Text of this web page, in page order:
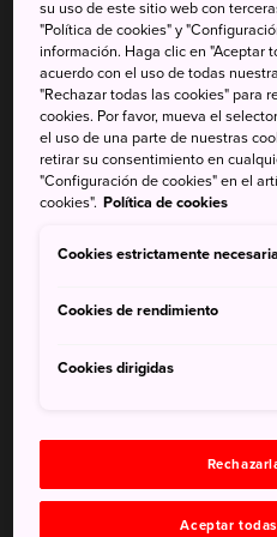
pasado
La arboleda de bambú
su uso de este sitio web con
"Política de cookies" y
información. Haga clic en "Aceptar
acuerdo con el uso de todas
"Rechazar todas las cookies" para
cookies. Por favor, mueva el
el uso de una parte de nuestras
retirar su consentimiento en
"Configuración de cookies" en el
cookies". Política de cookies
Cookies estrictamente
Cookies de rendimiento
Cookies dirigidas
Aceptar